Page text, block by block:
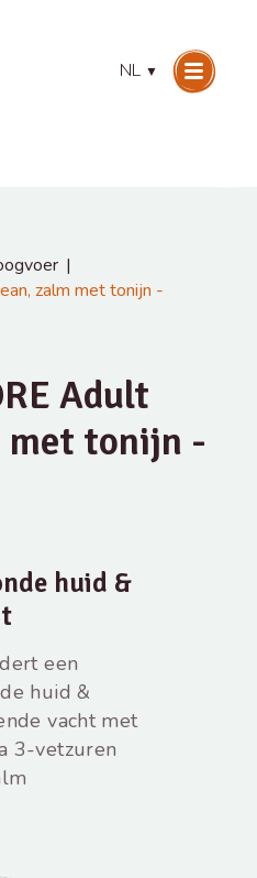
NL ▼
zalm met tonijn -
Adult
met tonijn -
huid &
een
huid &
vacht met
3-vetzuren